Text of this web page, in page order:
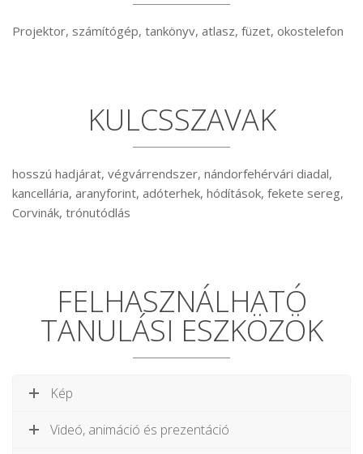
Projektor, számítógép, tankönyv, atlasz, füzet, okostelefon
KULCSSZAVAK
hosszú hadjárat, végvárrendszer, nándorfehérvári diadal,
kancellária, aranyforint, adóterhek, hódítások, fekete sereg,
Corvinák, trónutódlás
FELHASZNÁLHATÓ
TANULÁSI ESZKÖZÖK
Kép
Videó, animáció és prezentáció